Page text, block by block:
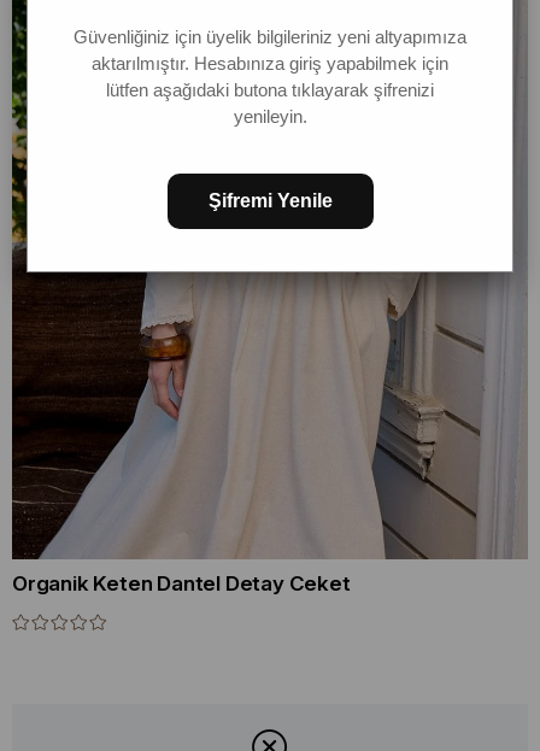
Organik Keten Dantel Detay Ceket
Güvenliğiniz için üyelik bilgileriniz yeni altyapımıza
aktarılmıştır. Hesabınıza giriş yapabilmek için
lütfen aşağıdaki butona tıklayarak şifrenizi
yenileyin.
Şifremi Yenile